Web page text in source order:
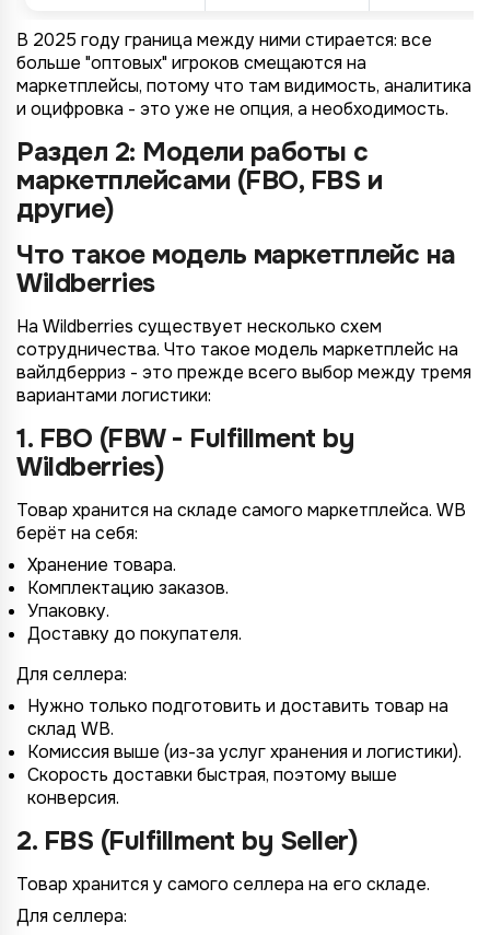
В 2025 году граница между ними стирается: все
больше "оптовых" игроков смещаются на
маркетплейсы, потому что там видимость, аналитика
и оцифровка - это уже не опция, а необходимость.
Раздел 2: Модели работы с
маркетплейсами (FBO, FBS и
другие)
Что такое модель маркетплейс на
Wildberries
На Wildberries существует несколько схем
сотрудничества. Что такое модель маркетплейс на
вайлдберриз - это прежде всего выбор между тремя
вариантами логистики:
1. FBO (FBW - Fulfillment by
Wildberries)
Товар хранится на складе самого маркетплейса. WB
берёт на себя:
Хранение товара.
Комплектацию заказов.
Упаковку.
Доставку до покупателя.
Для селлера:
Нужно только подготовить и доставить товар на
склад WB.
Комиссия выше (из-за услуг хранения и логистики).
Скорость доставки быстрая, поэтому выше
конверсия.
2. FBS (Fulfillment by Seller)
Товар хранится у самого селлера на его складе.
Для селлера: